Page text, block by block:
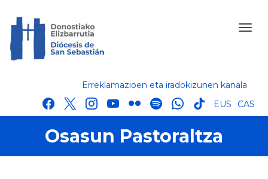
Erreklamazioen eta iradokizunen kanala
facebook
x instagram
youtube
flickr spotifywhatsapp
tik
tok
EUS CAS
Osasun Pastoraltza